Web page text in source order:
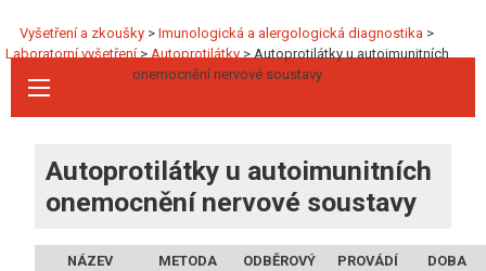
Vyšetření a zkoušky > Imunologická a alergologická diagnostika >
Laboratorní vyšetření>Autoprotilátky>Autoprotilátky u autoimunitních
onemocnění nervové soustavy
Autoprotilátky u autoimunitních
onemocnění nervové soustavy
NÁZEV
METODA
ODBĚROVÝ
PROVÁDÍ
DOBA